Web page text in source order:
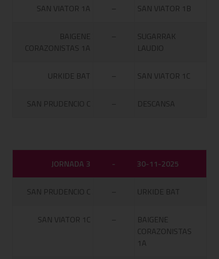
SAN VIATOR 1A – SAN VIATOR 1B
BAIGENE
CORAZONISTAS 1A
–
SUGARRAK
LAUDIO
URKIDE BAT – SAN VIATOR 1C
SAN PRUDENCIO C – DESCANSA
JORNADA 3 - 30-11-2025
SAN PRUDENCIO C – URKIDE BAT
SAN VIATOR 1C –
BAIGENE
CORAZONISTAS
1A